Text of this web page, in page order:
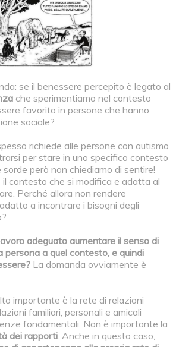
se il benessere percepito è legato al
che sperimentiamo nel contesto
favorito in persone che hanno
sociale?
richiede alle persone con autismo
per stare in uno specifico contesto
però non chiediamo di sentire!
il contesto che si modifica e adatta al
Perché allora non rendere
a incontrare i bisogni degli
adeguato aumentare il senso di
persona a quel contesto, e quindi
La domanda ovviamente è
importante è la rete di relazioni
familiari, personali e amicali
fondamentali. Non è importante la
dei rapporti. Anche in questo caso,